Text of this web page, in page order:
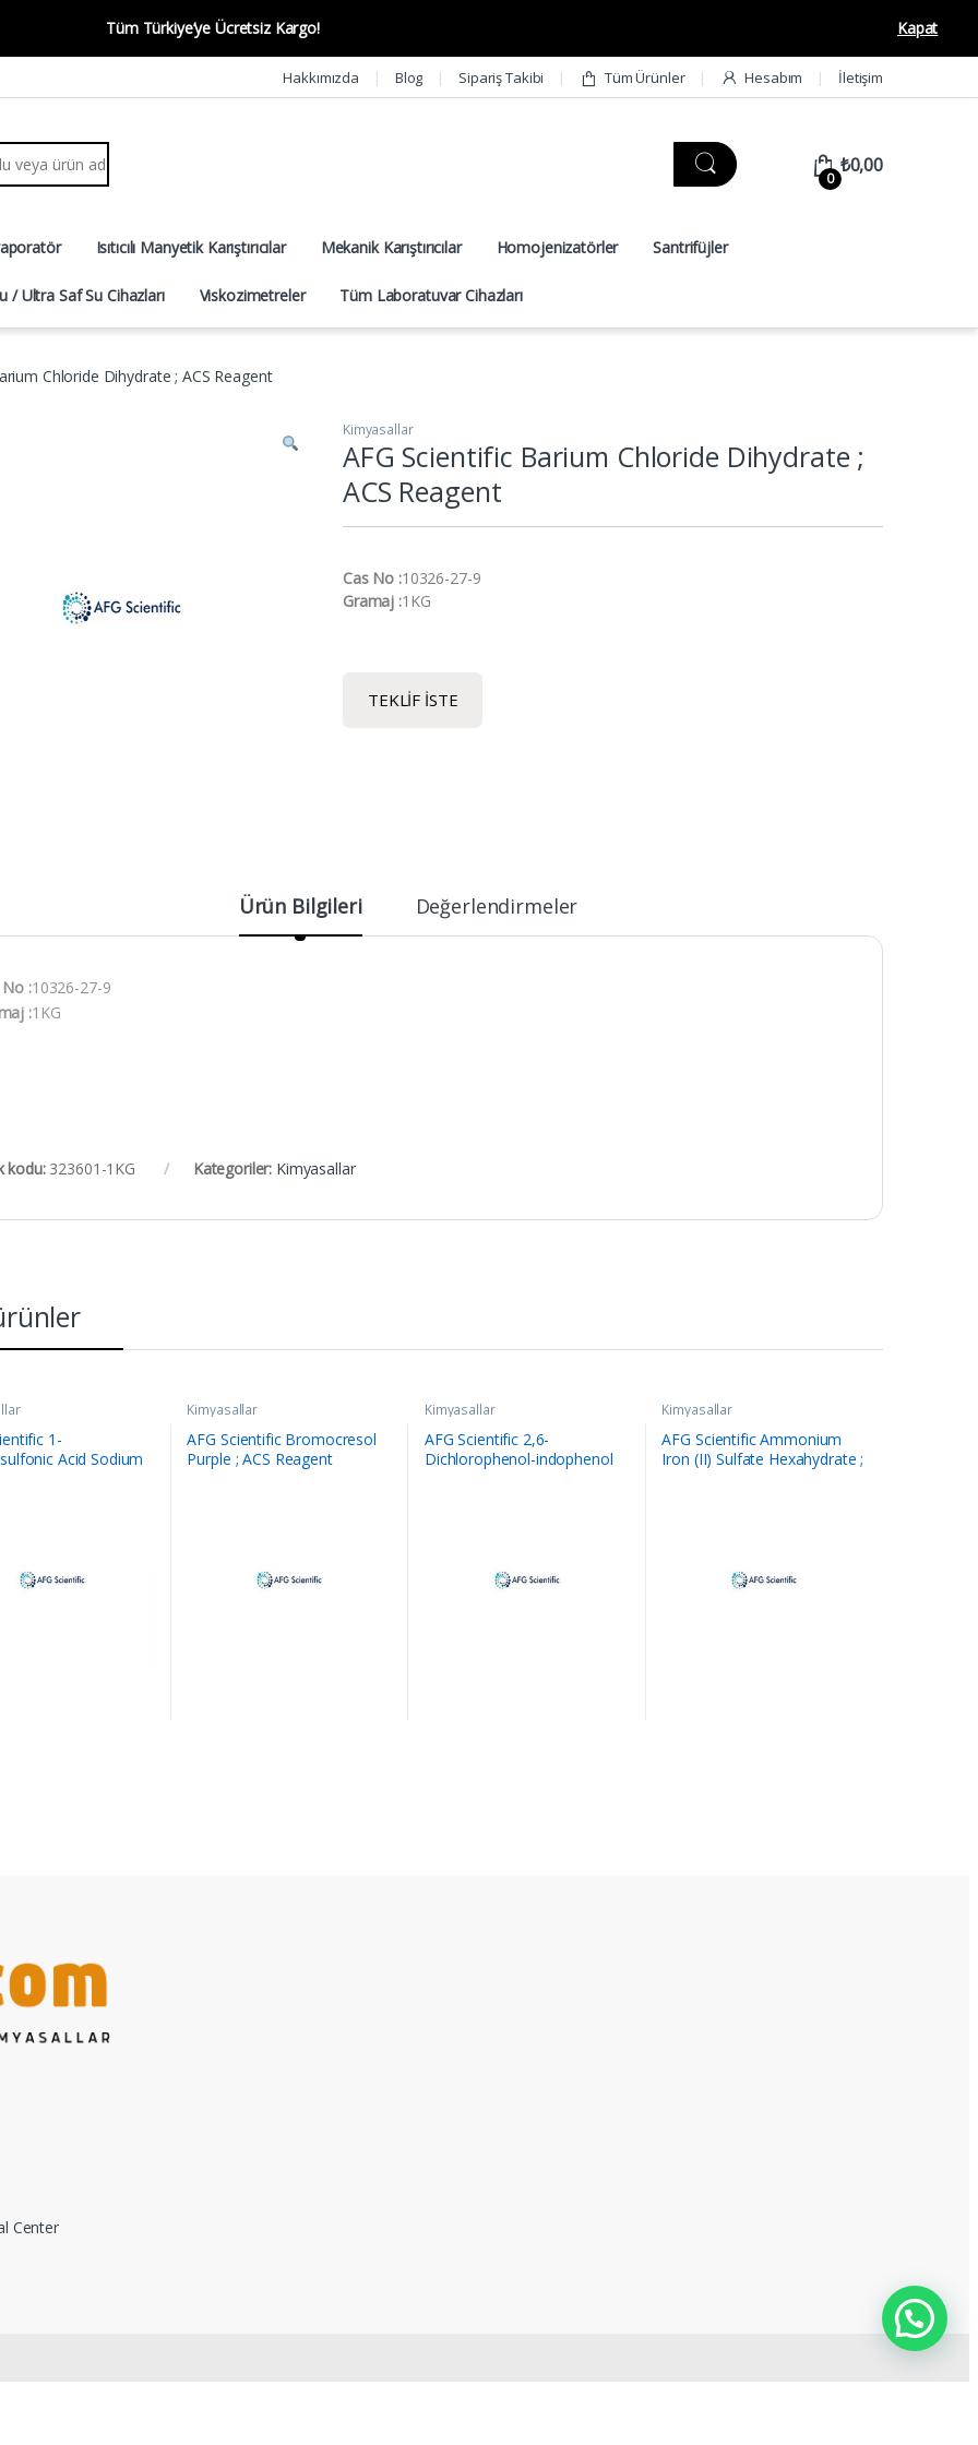
Tüm Türkiye’ye Ücretsiz Kargo! Kapat
Hakkımızda Blog Sipariş Takibi Tüm Ürünler Hesabım İletişim
0
₺0,00
Isıtıcılı Manyetik Karıştırıcılar Mekanik Karıştırıcılar Homojenizatörler Santrifüjler
/ Ultra Saf Su Cihazları Viskozimetreler Tüm Laboratuvar Cihazları
Chloride Dihydrate ; ACS Reagent
Kimyasallar
AFG Scientific Barium Chloride Dihydrate ;
ACS Reagent
Cas No :10326-27-9
Gramaj :1KG
TEKLIF İSTE
Ürün Bilgileri Değerlendirmeler
No :10326-27-9
:1KG
kodu: 323601-1KG Kategoriler: Kimyasallar
1-
Acid Sodium
Kimyasallar
AFG Scientific Bromocresol
Purple ; ACS Reagent
Kimyasallar
AFG Scientific 2,6-
Dichlorophenol-indophenol
Kimyasallar
AFG Scientific Ammonium
Iron (II) Sulfate Hexahydrate ;
Center